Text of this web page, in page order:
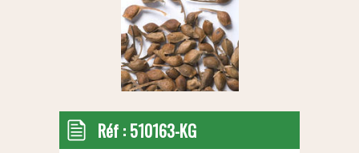
Réf : 510163-KG